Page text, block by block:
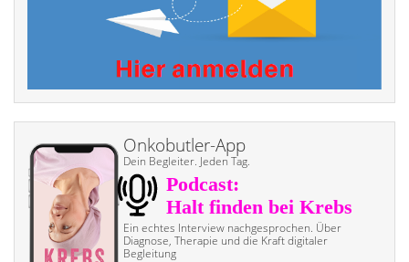
Onkobutler-App
Dein Begleiter. Jeden Tag.
Ein echtes Interview nach­gesprochen. Über
Diagnose, Therapie und die Kraft digitaler
Begleitung